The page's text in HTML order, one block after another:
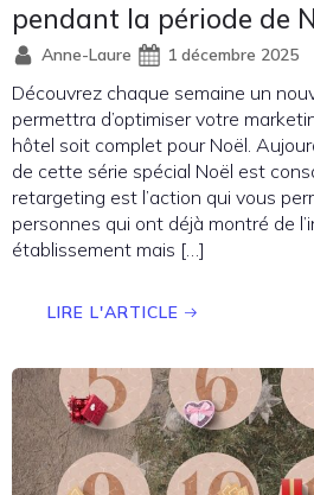
pendant la période de
Anne-Laure 1 décembre 2025
Découvrez chaque semaine un
permettra d’optimiser votre
hôtel soit complet pour Noël.
de cette série spécial Noël est
retargeting est l’action qui vous
personnes qui ont déjà montré de
établissement mais […]
LIRE L'ARTICLE